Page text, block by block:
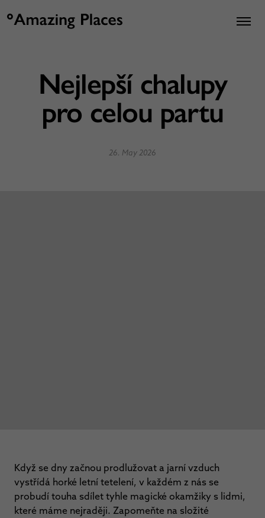
Nejlepší chalupy
pro celou partu
26. May 2026
Když se dny začnou prodlužovat a jarní vzduch
vystřídá horké letní tetelení, v každém z nás se
probudí touha sdílet tyhle magické okamžiky s lidmi,
které máme nejraději. Zapomeňte na složité